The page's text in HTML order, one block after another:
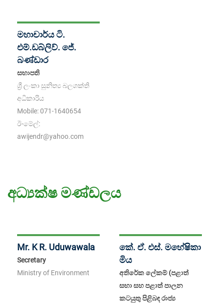
මහාචාර්ය ටි.
එම්.ඩබ්ලිව්. ජේ.
බණ්ඩාර
සභාපති
ශ්‍රී ලංකා සුනිත්‍ය බලශක්ති
අධිකාරිය
Mobile:071-1640654
ඊ-මේල්:
awijendr@yahoo.com
අධ්‍යක්ෂ මණ්ඩලය
Mr. K R. Uduwawala
Secretary
Ministry of Environment
කේ. ඒ. එස්. මහේෂිකා
මිය
අතිරේක ලේකම් (පළාත්
සභා සහ පළාත් පාලන
කටයුතු පිළිබඳ රාජ්‍ය